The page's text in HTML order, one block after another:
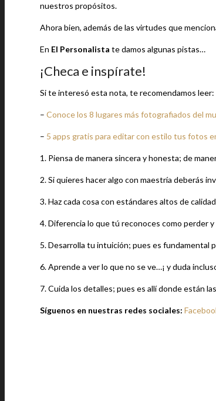
nuestros propósitos.
Ahora bien, además de las virtudes que
En El Personalista te damos algunas pistas…
¡Checa e inspírate!
Si te interesó esta nota, te recomendamos leer:
– Conoce los 8 lugares más fotografiados del
– 5 apps gratis para editar con estilo tus fotos
1. Piensa de manera sincera y honesta; de
2. Si quieres hacer algo con maestría deberás
3. Haz cada cosa con estándares altos de
4. Diferencia lo que tú reconoces como perder
5. Desarrolla tu intuición; pues es fundamental
6. Aprende a ver lo que no se ve…¡ y duda
7. Cuida los detalles; pues es allí donde están
Síguenos en nuestras redes sociales: